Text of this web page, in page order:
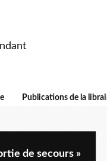
Publications de la
de secours »